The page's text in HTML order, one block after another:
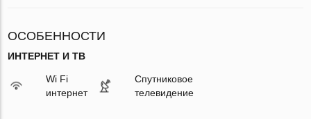
ОСОБЕННОСТИ
ИНТЕРНЕТ И ТВ
Wi Fi
интернет
Спутниковое
телевидение